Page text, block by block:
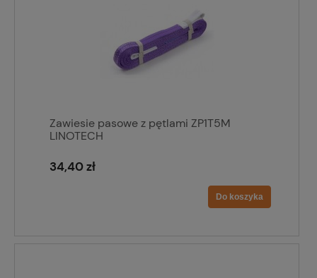
Zawiesie pasowe z pętlami ZP1T5M
LINOTECH
34,40 zł
Do koszyka